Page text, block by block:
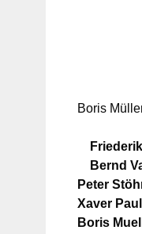
Boris
Bernd
Peter
Xaver
Boris